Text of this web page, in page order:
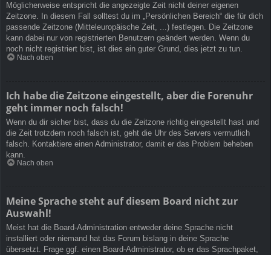
Möglicherweise entspricht die angezeigte Zeit nicht deiner eigenen
Zeitzone. In diesem Fall solltest du im „Persönlichen Bereich“ die für dich
passende Zeitzone (Mitteleuropäische Zeit, ...) festlegen. Die Zeitzone
kann dabei nur von registrierten Benutzern geändert werden. Wenn du
noch nicht registriert bist, ist dies ein guter Grund, dies jetzt zu tun.
Nach oben
Ich habe die Zeitzone eingestellt, aber die Forenuhr
geht immer noch falsch!
Wenn du dir sicher bist, dass du die Zeitzone richtig eingestellt hast und
die Zeit trotzdem noch falsch ist, geht die Uhr des Servers vermutlich
falsch. Kontaktiere einen Administrator, damit er das Problem beheben
kann.
Nach oben
Meine Sprache steht auf diesem Board nicht zur
Auswahl!
Meist hat die Board-Administration entweder deine Sprache nicht
installiert oder niemand hat das Forum bislang in deine Sprache
übersetzt. Frage ggf. einen Board-Administrator, ob er das Sprachpaket,